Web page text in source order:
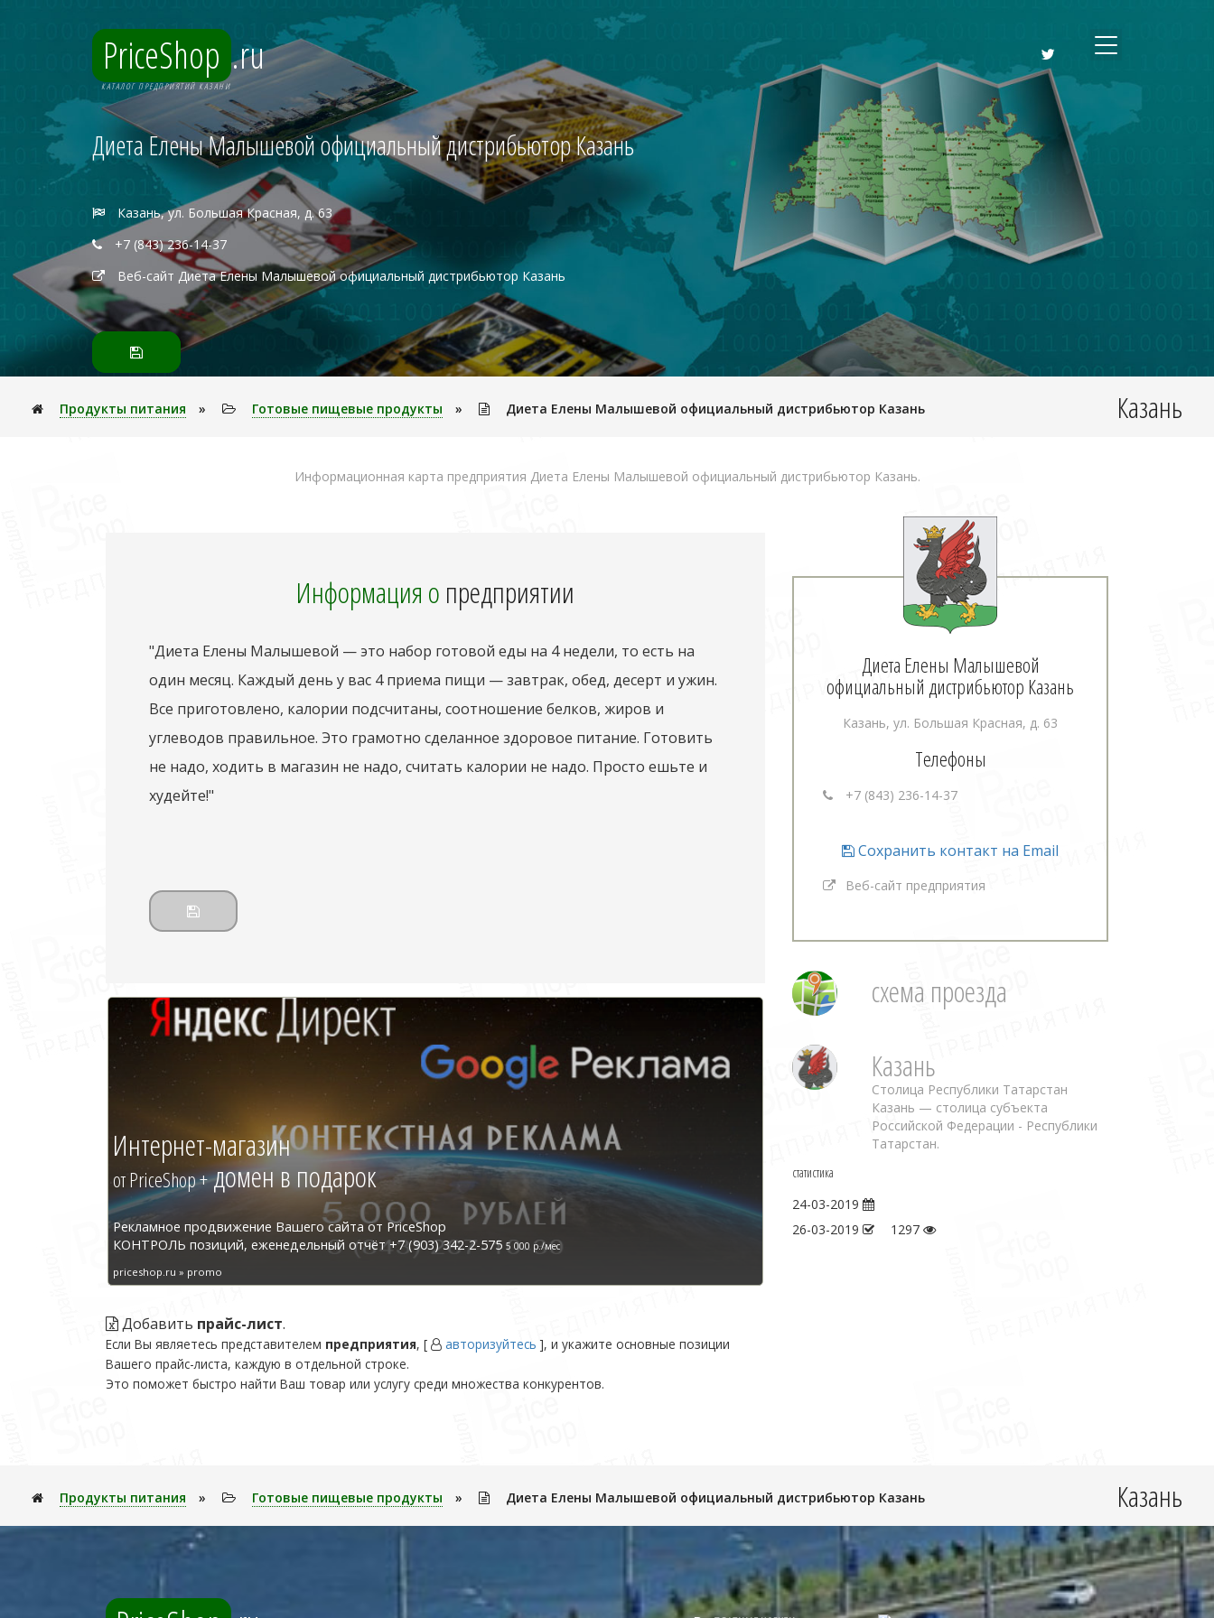
PriceShop .ru
КАТАЛОГ ПРЕДПРИЯТИЙ КАЗАНИ
Диета Елены Малышевой официальный дистрибьютор Казань
Казань, ул. Большая Красная, д. 63
+7 (843) 236-14-37
Веб-сайт Диета Елены Малышевой официальный дистрибьютор Казань
Продукты питания » Готовые пищевые продукты » Диета Елены Малышевой официальный дистрибьютор Казань Казань
Информационная карта предприятия Диета Елены Малышевой официальный дистрибьютор Казань.
Информация о предприятии
"Диета Елены Малышевой — это набор готовой еды на 4 недели, то есть на
один месяц. Каждый день у вас 4 приема пищи — завтрак, обед, десерт и ужин.
Все приготовлено, калории подсчитаны, соотношение белков, жиров и
углеводов правильное. Это грамотно сделанное здоровое питание. Готовить
не надо, ходить в магазин не надо, считать калории не надо. Просто ешьте и
худейте!"
Интернет-магазин
от PriceShop +домен в подарок
Рекламное продвижение Вашего сайта от PriceShop
КОНТРОЛЬ позиций, еженедельный отчёт +7 (903) 342-2-575 5 000 р./мес
priceshop.ru » promo
Добавить прайс-лист.
Если Вы являетесь представителем предприятия, [ авторизуйтесь ], и укажите основные позиции
Вашего прайс-листа, каждую в отдельной строке.
Это поможет быстро найти Ваш товар или услугу среди множества конкурентов.
Диета Елены Малышевой
официальный дистрибьютор Казань
Казань, ул. Большая Красная, д. 63
Телефоны
+7 (843) 236-14-37
Сохранить контакт на Email
Веб-сайт предприятия
схема проезда
Казань
Столица Республики Татарстан
Казань — столица субъекта
Российской Федерации - Республики
Татарстан.
статистика
24-03-2019
26-03-2019
1297
Продукты питания » Готовые пищевые продукты » Диета Елены Малышевой официальный дистрибьютор Казань Казань